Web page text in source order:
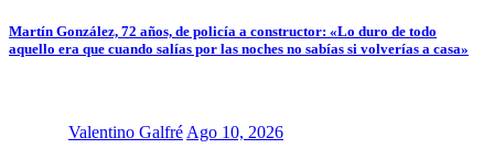
Martín González, 72 años, de policía a constructor: «Lo duro de todo
aquello era que cuando salías por las noches no sabías si volverías a casa»
Valentino Galfré Ago 10, 2026